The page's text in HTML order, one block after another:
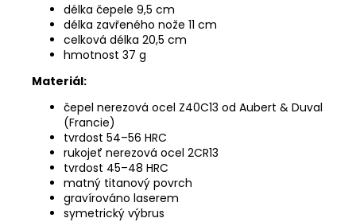
délka čepele 9,5 cm
délka zavřeného nože 11 cm
celková délka 20,5 cm
hmotnost 37 g
Materiál:
čepel nerezová ocel Z40C13 od Aubert & Duval
(Francie)
tvrdost 54–56 HRC
rukojeť nerezová ocel 2CR13
tvrdost 45–48 HRC
matný titanový povrch
gravírováno laserem
symetrický výbrus